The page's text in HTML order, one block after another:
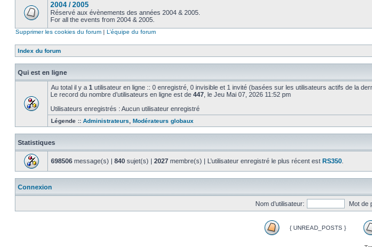
2004 / 2005
Réservé aux évènements des années 2004 & 2005.
For all the events from 2004 & 2005.
Supprimer les cookies du forum | L’équipe du forum
Index du forum
Qui est en ligne
Au total il y a 1 utilisateur en ligne :: 0 enregistré, 0 invisible et 1 invité (basées sur les utilisateurs actifs de la
Le record du nombre d’utilisateurs en ligne est de 447 , le Jeu Mai 07, 2026 11:52 pm
Utilisateurs enregistrés : Aucun utilisateur enregistré
Légende :: Administrateurs Modérateurs globaux
Statistiques
698506 message(s) | 840 sujet(s) | 2027 membre(s) | L’utilisateur enregistré le plus récent est RS350
Connexion
Nom d’utilisateur: Mot de
{ UNREAD_POSTS }